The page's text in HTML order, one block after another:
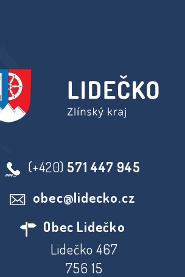
(+420) 571 447 945
obec@lidecko.cz
Obec Lidečko
Lidečko 467
756 15